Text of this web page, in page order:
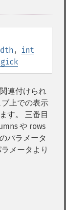
,
int
連付けられ
上での表示
す。 三番目
や rows
パラメータ
メータより